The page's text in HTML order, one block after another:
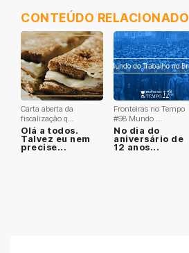
CONTEÚDO RELACIONADO
Carta aberta da
fiscalização q...
Olá a todos.
Talvez eu nem
precise...
Fronteiras no Tempo
#98 Mundo ...
No dia do
aniversário de
12 anos...